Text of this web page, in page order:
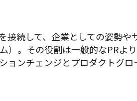
接続して、企業としての姿勢
）。その役割は一般的なPRよ
ョンチェンジとプロダクトグ